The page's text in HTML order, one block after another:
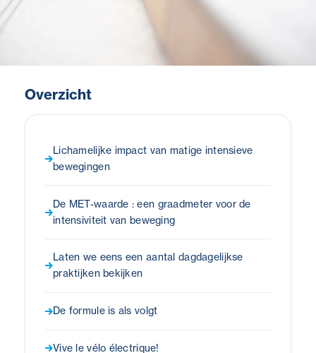
Overzicht
Lichamelijke impact van matige intensieve
bewegingen
De MET-waarde : een graadmeter voor de
intensiviteit van beweging
Laten we eens een aantal dagdagelijkse
praktijken bekijken
De formule is als volgt
Vive le vélo électrique!